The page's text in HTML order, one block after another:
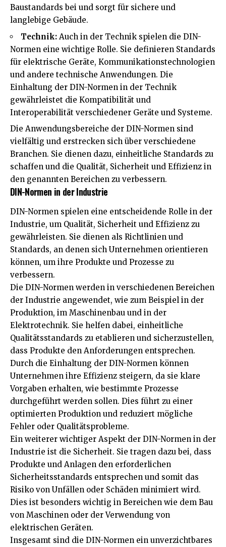
Baustandards bei und sorgt für sichere und
langlebige Gebäude.
Technik: Auch in der Technik spielen die DIN-
Normen eine wichtige Rolle. Sie definieren Standards
für elektrische Geräte, Kommunikationstechnologien
und andere technische Anwendungen. Die
Einhaltung der DIN-Normen in der Technik
gewährleistet die Kompatibilität und
Interoperabilität verschiedener Geräte und Systeme.
Die Anwendungsbereiche der DIN-Normen sind
vielfältig und erstrecken sich über verschiedene
Branchen. Sie dienen dazu, einheitliche Standards zu
schaffen und die Qualität, Sicherheit und Effizienz in
den genannten Bereichen zu verbessern.
DIN-Normen in der Industrie
DIN-Normen spielen eine entscheidende Rolle in der
Industrie, um Qualität, Sicherheit und Effizienz zu
gewährleisten. Sie dienen als Richtlinien und
Standards, an denen sich Unternehmen orientieren
können, um ihre Produkte und Prozesse zu
verbessern.
Die DIN-Normen werden in verschiedenen Bereichen
der Industrie angewendet, wie zum Beispiel in der
Produktion, im Maschinenbau und in der
Elektrotechnik. Sie helfen dabei, einheitliche
Qualitätsstandards zu etablieren und sicherzustellen,
dass Produkte den Anforderungen entsprechen.
Durch die Einhaltung der DIN-Normen können
Unternehmen ihre Effizienz steigern, da sie klare
Vorgaben erhalten, wie bestimmte Prozesse
durchgeführt werden sollen. Dies führt zu einer
optimierten Produktion und reduziert mögliche
Fehler oder Qualitätsprobleme.
Ein weiterer wichtiger Aspekt der DIN-Normen in der
Industrie ist die Sicherheit. Sie tragen dazu bei, dass
Produkte und Anlagen den erforderlichen
Sicherheitsstandards entsprechen und somit das
Risiko von Unfällen oder Schäden minimiert wird.
Dies ist besonders wichtig in Bereichen wie dem Bau
von Maschinen oder der Verwendung von
elektrischen Geräten.
Insgesamt sind die DIN-Normen ein unverzichtbares